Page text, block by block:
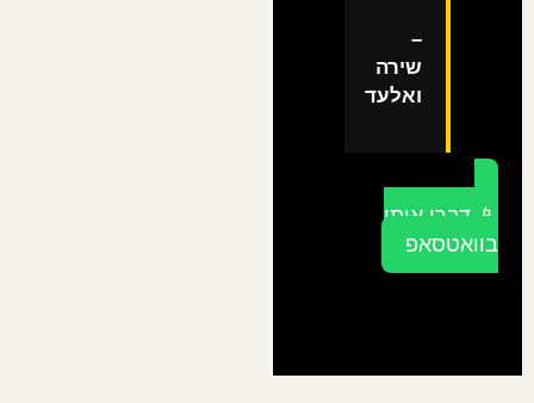
–
שירה
ואלעד
📱 דברו איתי
בוואטסאפ